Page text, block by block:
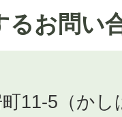
るお問い
11-5（か